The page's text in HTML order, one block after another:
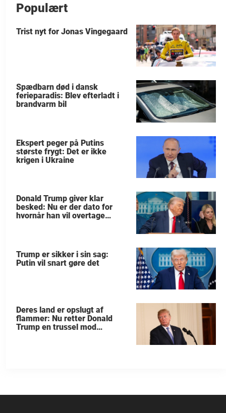
Populært
Trist nyt for Jonas Vingegaard
Spædbarn død i dansk
ferieparadis: Blev efterladt i
brandvarm bil
Ekspert peger på Putins
største frygt: Det er ikke
krigen i Ukraine
Donald Trump giver klar
besked: Nu er der dato for
hvornår han vil overtage
Trump er sikker i sin sag:
Putin vil snart gøre det
Deres land er opslugt af
flammer: Nu retter Donald
Trump en trussel mod